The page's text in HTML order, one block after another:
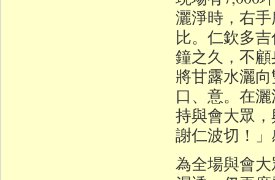
灑淨時，右
比。仁欽多
鐘之久，不
將甘露水灑
口、意。在
持與會大眾
謝仁波切！
為全場與會